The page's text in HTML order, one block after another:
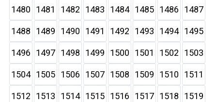
1480 1481 1482 1483 1484 1485 1486 1487
1488 1489 1490 1491 1492 1493 1494 1495
1496 1497 1498 1499 1500 1501 1502 1503
1504 1505 1506 1507 1508 1509 1510 1511
1512 1513 1514 1515 1516 1517 1518 1519